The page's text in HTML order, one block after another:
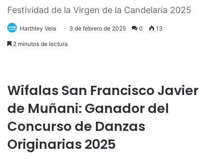
Festividad de la Virgen de la Candelaria 2025
Harthley Vela 3 de febrero de 2025 0 13
2 minutos de lectura
Wifalas San Francisco Javier
de Muñani: Ganador del
Concurso de Danzas
Originarias 2025